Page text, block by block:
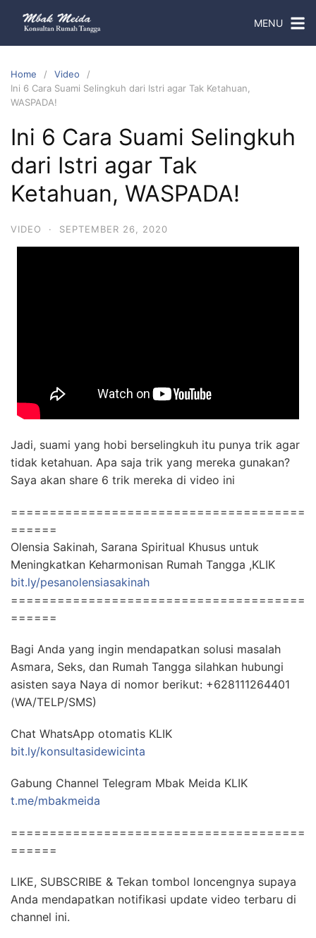
MENU
Home
Video
Ini 6 Cara Suami Selingkuh dari Istri agar Tak Ketahuan,
WASPADA!
Ini 6 Cara Suami Selingkuh
dari Istri agar Tak
Ketahuan, WASPADA!
VIDEO · SEPTEMBER 26, 2020
Jadi, suami yang hobi berselingkuh itu punya trik agar
tidak ketahuan. Apa saja trik yang mereka gunakan?
Saya akan share 6 trik mereka di video ini
======================================
======
Olensia Sakinah, Sarana Spiritual Khusus untuk
Meningkatkan Keharmonisan Rumah Tangga ,KLIK
bit.ly/pesanolensiasakinah
======================================
======
Bagi Anda yang ingin mendapatkan solusi masalah
Asmara, Seks, dan Rumah Tangga silahkan hubungi
asisten saya Naya di nomor berikut: +628111264401
(WA/TELP/SMS)
Chat WhatsApp otomatis KLIK
bit.ly/konsultasidewicinta
Gabung Channel Telegram Mbak Meida KLIK
t.me/mbakmeida
======================================
======
LIKE, SUBSCRIBE & Tekan tombol loncengnya supaya
Anda mendapatkan notifikasi update video terbaru di
channel ini.